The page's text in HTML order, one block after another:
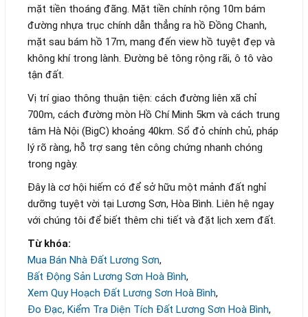
mặt tiền thoáng đãng. Mặt tiền chính rộng 10m bám
đường nhựa trục chính dẫn thẳng ra hồ Đồng Chanh,
mặt sau bám hồ 17m, mang đến view hồ tuyệt đẹp và
không khí trong lành. Đường bê tông rộng rãi, ô tô vào
tận đất.
Vị trí giao thông thuận tiện: cách đường liên xã chỉ
700m, cách đường mòn Hồ Chí Minh 5km và cách trung
tâm Hà Nội (BigC) khoảng 40km. Sổ đỏ chính chủ, pháp
lý rõ ràng, hỗ trợ sang tên công chứng nhanh chóng
trong ngày.
Đây là cơ hội hiếm có để sở hữu một mảnh đất nghỉ
dưỡng tuyệt vời tại Lương Sơn, Hòa Bình. Liên hệ ngay
với chúng tôi để biết thêm chi tiết và đặt lịch xem đất.
Từ khóa:
Mua Bán Nhà Đất Lương Sơn,
Bất Động Sản Lương Sơn Hoà Bình,
Xem Quy Hoạch Đất Lương Sơn Hoà Bình,
Đo Đạc, Kiểm Tra Diện Tích Đất Lương Sơn Hoà Bình,